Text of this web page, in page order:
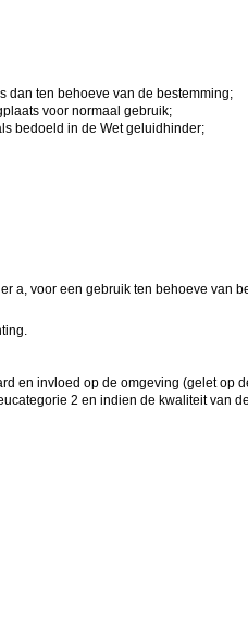
dan ten behoeve van de bestemming;
voor normaal gebruik;
bedoeld in de Wet geluidhinder;
a, voor een gebruik ten behoeve van
en invloed op de omgeving (gelet op
2 en indien de kwaliteit van